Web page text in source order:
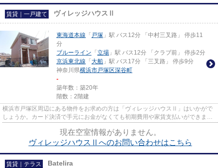
賃貸｜一戸建て ヴィレッジハウスⅡ
東海道本線 「 戸塚 」駅 バス12分 「中村三叉路」 停歩11
分
ブルーライン 「 立場 」駅 バス12分 「クラブ前」 停歩2分
京浜東北線 「 大船 」駅 バス17分 「三叉路」 停歩9分
神奈川県横浜市戸塚区深谷町
-
築年数：築20年
階数：2階建
横浜市戸塚区周辺にある物件をお求めの方は「ヴィレッジハウスⅡ」はいかがで
しょうか。カード決済で手元にお金がなくても初期費用や家賃支払いができま
現在空室情報がありません。
ヴィレッジハウスⅡへのお問い合わせはこちら
賃貸｜テラス Batelira